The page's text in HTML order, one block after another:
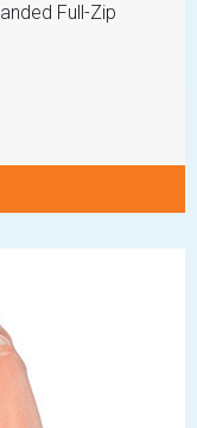
Full-Zip